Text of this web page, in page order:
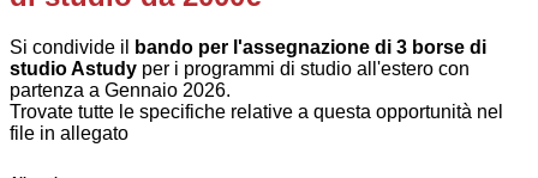
Si condivide il
bando per l'assegnazione di 3 borse di
studio Astudy per i programmi di studio all'estero con
partenza a Gennaio 2026.
Trovate tutte le specifiche relative a questa opportunità nel
file in allegato